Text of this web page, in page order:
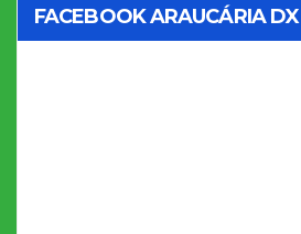
FACEBOOK ARAUCÁRIA DX